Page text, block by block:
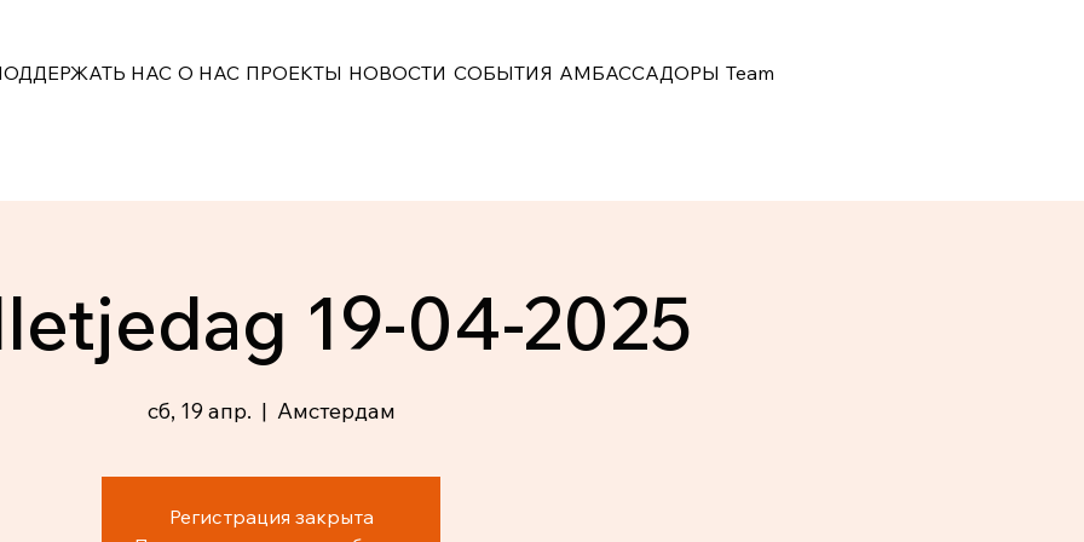
НАС О НАС ПРОЕКТЫ НОВОСТИ СОБЫТИЯ АМБАССАДОРЫ Team
19-04-2025
сб, 19 апр.
  |
Амстердам
Регистрация закрыта